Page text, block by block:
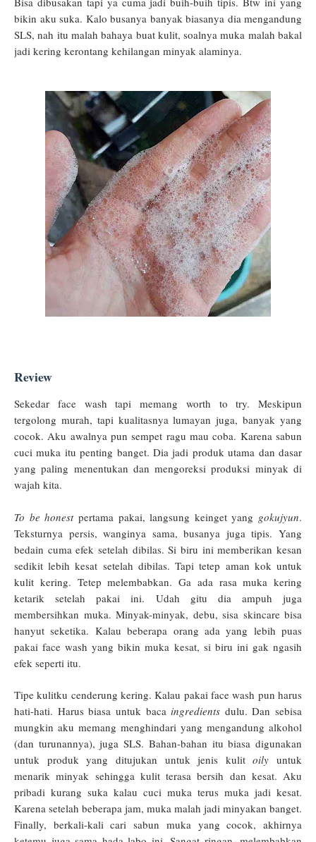
bikin aku suka. Kalo busanya banyak biasanya dia mengandung
SLS, nah itu malah bahaya buat kulit, soalnya muka malah bakal
jadi kering kerontang kehilangan minyak alaminya.
Review
Sekedar face wash tapi memang worth to try. Meskipun
tergolong murah, tapi kualitasnya lumayan juga, banyak yang
cocok. Aku awalnya pun sempet ragu mau coba. Karena sabun
cuci muka itu penting banget. Dia jadi produk utama dan dasar
yang paling menentukan dan mengoreksi produksi minyak di
wajah kita.
To be honestpertama pakai, langsung keinget yang gokujyun.
Teksturnya persis, wanginya sama, busanya juga tipis. Yang
bedain cuma efek setelah dibilas. Si biru ini memberikan kesan
sedikit lebih kesat setelah dibilas. Tapi tetep aman kok untuk
kulit kering. Tetep melembabkan. Ga ada rasa muka kering
ketarik setelah pakai ini. Udah gitu dia ampuh juga
membersihkan muka. Minyak-minyak, debu, sisa skincare bisa
hanyut seketika. Kalau beberapa orang ada yang lebih puas
pakai face wash yang bikin muka kesat, si biru ini gak ngasih
efek seperti itu.
Tipe kulitku cenderung kering. Kalau pakai face wash pun harus
hati-hati. Harus biasa untuk bacaingredients dulu. Dan sebisa
mungkin aku memang menghindari yang mengandung alkohol
(dan turunannya), juga SLS. Bahan-bahan itu biasa digunakan
untuk produk yang ditujukan untuk jenis kulitoily untuk
menarik minyak sehingga kulit terasa bersih dan kesat. Aku
pribadi kurang suka kalau cuci muka terus muka jadi kesat.
Karena setelah beberapa jam, muka malah jadi minyakan banget.
Finally, berkali-kali cari sabun muka yang cocok, akhirnya